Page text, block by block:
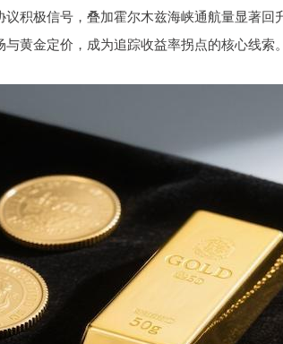
积极信号，叠加霍尔木兹海峡通航量显著
黄金定价，成为追踪收益率拐点的核心线索。